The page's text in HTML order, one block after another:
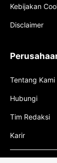
Kebijakan
Disclaimer
Tentang Kami
Hubungi
Tim Redaksi
Karir